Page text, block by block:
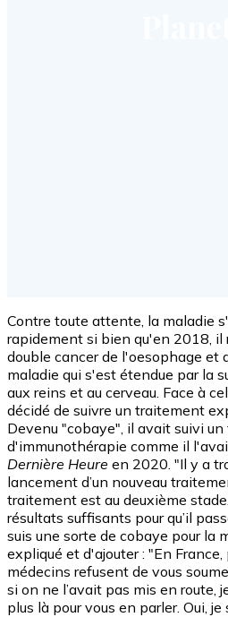
Contre toute attente, la maladie
rapidement si bien qu'en 2018, il
double cancer de l'oesophage et
maladie qui s'est étendue par la
aux reins et au cerveau. Face à
décidé de suivre un traitement
Devenu "cobaye", il avait suivi
d'immunothérapie comme il
Dernière Heure en 2020. "Il y a
lancement d’un nouveau
traitement est au deuxième
résultats suffisants pour qu’il
suis une sorte de cobaye pour la
expliqué et d'ajouter : "En
médecins refusent de vous
si on ne l’avait pas mis en route,
plus là pour vous en parler. Oui, je